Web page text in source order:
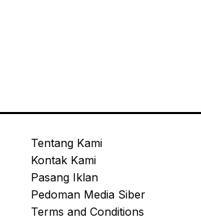
Tentang Kami
Kontak Kami
Pasang Iklan
Pedoman Media Siber
Terms and Conditions